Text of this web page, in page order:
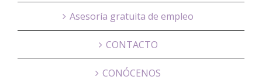
Asesoría gratuita de empleo
CONTACTO
CONÓCENOS